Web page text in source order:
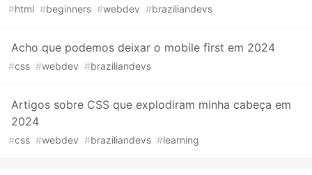
#html #beginners #webdev #braziliandevs
Acho que podemos deixar o mobile first em 2024
#css #webdev #braziliandevs
Artigos sobre CSS que explodiram minha cabeça em
2024
#css #webdev #braziliandevs #learning